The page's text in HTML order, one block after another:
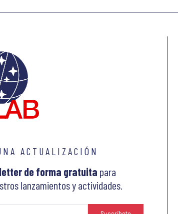
ACTUALIZACIÓN
de forma gratuita para
lanzamientos y actividades.